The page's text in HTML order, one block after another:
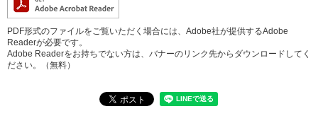
PDF形式のファイルをご覧いただく場合には、Adobe社が提供するAdobe
Readerが必要です。
Adobe Readerをお持ちでない方は、バナーのリンク先からダウンロードしてく
ださい。（無料）